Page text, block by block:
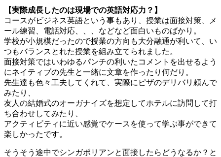
【実際成長したのは現場での英語対応力？】
コースがビジネス英語という事もあり、授業は面接対策、メ
ール練習、電話対応、、、などなど面白いものばかり。
学校が小規模だったので授業の方向も大分融通が利いて、い
つもバランスとれた授業を組み立てられました。
面接対策ではいわゆるパンチの利いたコメントを出せるよう
にネイティブの先生と一緒に文章を作ったり何だり。
先生達も色々工夫してくれて、実際にピザのデリバリ頼んで
みたり、
友人の結婚式のオーガナイズを想定してホテルに訪問して打
ち合わせしてみたり、
アクティビティに近い感覚でケースを使って学ぶ事ができて
楽しかったです。
そうそう途中でシンガポリアンと面接したらどうなるか？と